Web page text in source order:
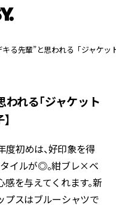
る先輩”と思われる「ジャケ
れる「ジャケット
度初めは、好印象を得
イルが◎。紺ブレ×ベ
を与えてくれます。新
プスはブルーシャツで